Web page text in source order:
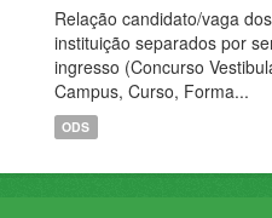
Relação candidato/vaga
instituição separados por
ingresso (Concurso
Campus, Curso, Forma...
ODS